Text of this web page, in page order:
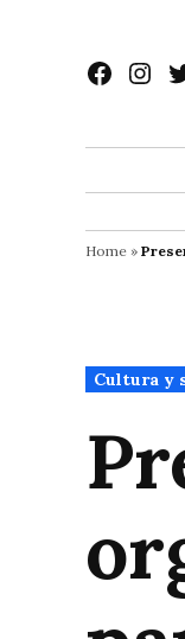
contenido
Home »
Publicado
en
Cultura y